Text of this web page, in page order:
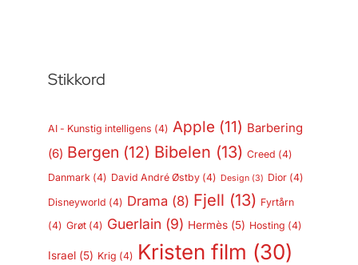
Stikkord
AI - Kunstig intelligens (4) Apple (11) Barbering
(6) Bergen (12) Bibelen (13) Creed (4)
Danmark(4) David André Østby(4) Design(3) Dior(4)
Disneyworld (4) Drama (8) Fjell (13) Fyrtårn
(4) Grøt(4) Guerlain (9) Hermès(5) Hosting (4)
Israel(5) Krig (4) Kristen film (30)